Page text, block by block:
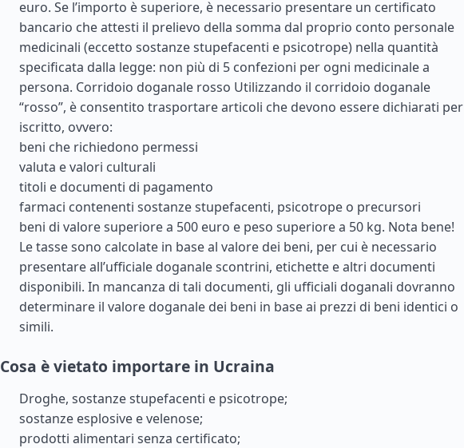
euro. Se l’importo è superiore, è necessario presentare un certificato
bancario che attesti il prelievo della somma dal proprio conto personale
medicinali (eccetto sostanze stupefacenti e psicotrope) nella quantità
specificata dalla legge: non più di 5 confezioni per ogni medicinale a
persona. Corridoio doganale rosso Utilizzando il corridoio doganale
“rosso”, è consentito trasportare articoli che devono essere dichiarati per
iscritto, ovvero:
beni che richiedono permessi
valuta e valori culturali
titoli e documenti di pagamento
farmaci contenenti sostanze stupefacenti, psicotrope o precursori
beni di valore superiore a 500 euro e peso superiore a 50 kg. Nota bene!
Le tasse sono calcolate in base al valore dei beni, per cui è necessario
presentare all’ufficiale doganale scontrini, etichette e altri documenti
disponibili. In mancanza di tali documenti, gli ufficiali doganali dovranno
determinare il valore doganale dei beni in base ai prezzi di beni identici o
simili.
Cosa è vietato importare in Ucraina
Droghe, sostanze stupefacenti e psicotrope;
sostanze esplosive e velenose;
prodotti alimentari senza certificato;